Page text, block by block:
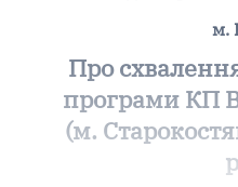
м.
Про
програми КП
(м.